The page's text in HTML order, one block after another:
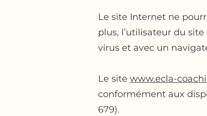
Le site Internet ne
plus, l’utilisateur du
virus et avec un
Le site www.ecla-
conformément aux
679).